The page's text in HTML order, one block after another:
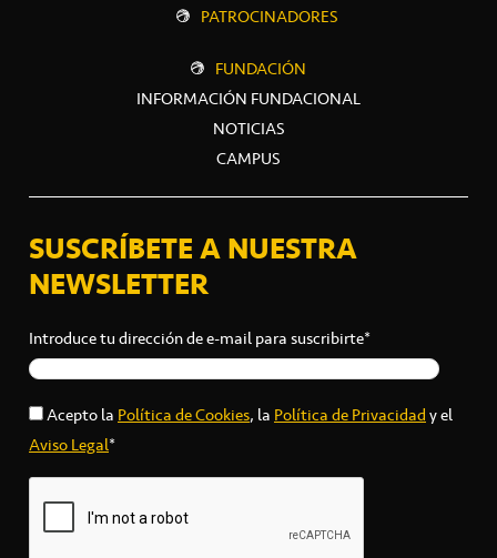
PATROCINADORES
FUNDACIÓN
INFORMACIÓN FUNDACIONAL
NOTICIAS
CAMPUS
SUSCRÍBETE A NUESTRA
NEWSLETTER
Introduce tu dirección de e-mail para suscribirte*
Acepto la Política de Cookies, la Política de Privacidady el
Aviso Legal*